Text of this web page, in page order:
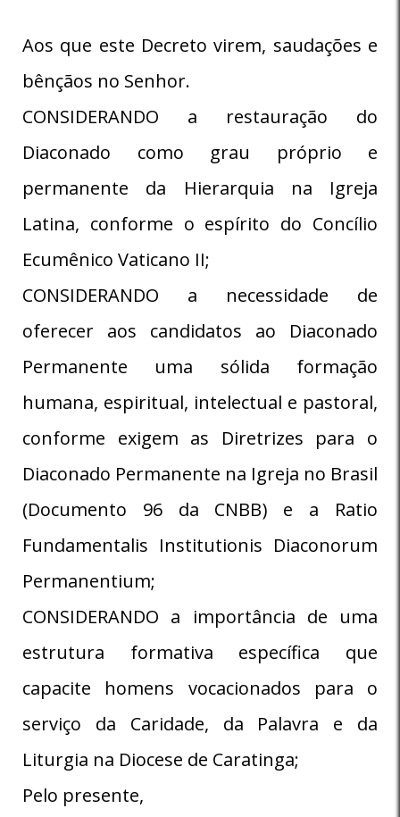
Aos que este Decreto virem, saudações e
bênçãos no Senhor.
CONSIDERANDO a restauração do
Diaconado como grau próprio e
permanente da Hierarquia na Igreja
Latina, conforme o espírito do Concílio
Ecumênico Vaticano II;
CONSIDERANDO a necessidade de
oferecer aos candidatos ao Diaconado
Permanente uma sólida formação
humana, espiritual, intelectual e pastoral,
conforme exigem as Diretrizes para o
Diaconado Permanente na Igreja no Brasil
(Documento 96 da CNBB) e a Ratio
Fundamentalis Institutionis Diaconorum
Permanentium;
CONSIDERANDO a importância de uma
estrutura formativa específica que
capacite homens vocacionados para o
serviço da Caridade, da Palavra e da
Liturgia na Diocese de Caratinga;
Pelo presente,